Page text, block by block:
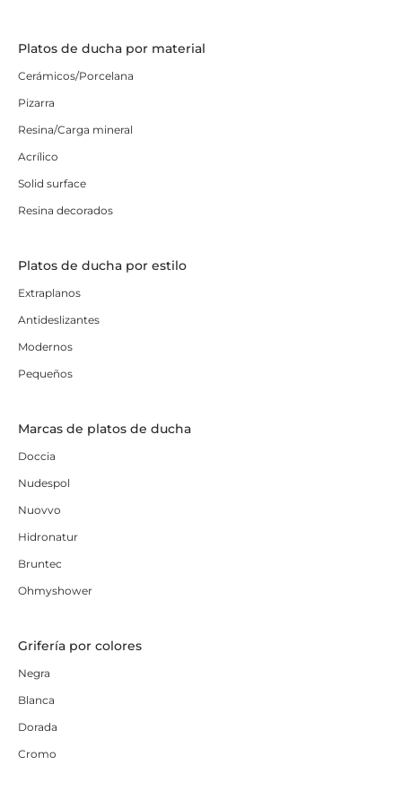
Platos de ducha por material
Cerámicos/Porcelana
Pizarra
Resina/Carga mineral
Acrílico
Solid surface
Resina decorados
Platos de ducha por estilo
Extraplanos
Antideslizantes
Modernos
Pequeños
Marcas de platos de ducha
Doccia
Nudespol
Nuovvo
Hidronatur
Bruntec
Ohmyshower
Grifería por colores
Negra
Blanca
Dorada
Cromo